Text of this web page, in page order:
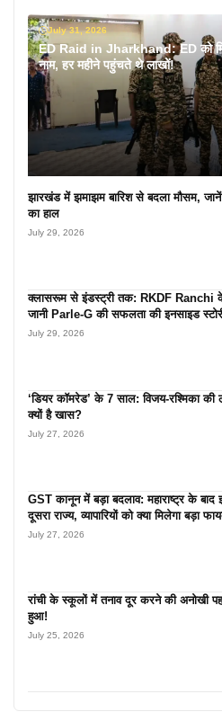
July 31, 2026
ED Raid in Jharkhand: ED को
नाम, हर महीने पहुंचते थे लाखों!
झारखंड में झमाझम बारिश से बदला मौसम,
का हाल
July 29, 2026
क्लासरूम से इंडस्ट्री तक: RKDF Ranchi
जानी Parle-G की सफलता की इनसाइड
July 29, 2026
‘डियर कॉमरेड’ के 7 साल: विजय-रश्मिका की
क्यों है खास?
July 27, 2026
GST कानून में बड़ा बदलाव: महाराष्ट्र के बाद
दूसरा राज्य, व्यापारियों को क्या मिलेगा बड़ा
July 27, 2026
रांची के स्कूलों में तनाव दूर करने की अनोखी
हुआ!
July 25, 2026